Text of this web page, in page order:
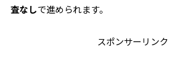
査なしで進められます。
スポンサーリンク